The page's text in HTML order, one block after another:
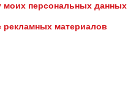
моих персональных данных
рекламных материалов